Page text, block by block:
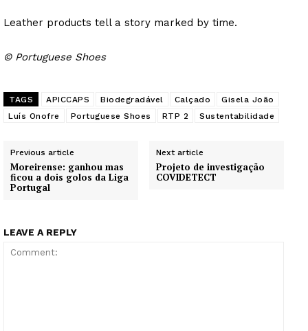
Leather products tell a story marked by time.
© Portuguese Shoes
TAGS APICCAPS Biodegradável Calçado
Gisela João
Luís Onofre
Portuguese Shoes RTP 2 Sustentabilidade
Previous article
Moreirense: ganhou mas
ficou a dois golos da Liga
Portugal
Next article
Projeto de investigação
COVIDETECT
LEAVE A REPLY